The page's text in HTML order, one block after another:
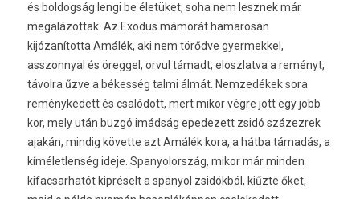
és boldogság lengi be életüket, soha nem lesznek már
megalázottak. Az Exodus mámorát hamarosan
kijózanította Amálék, aki nem törődve gyermekkel,
asszonnyal és öreggel, orvul támadt, eloszlatva a reményt,
távolra űzve a békesség talmi álmát. Nemzedékek sora
reménykedett és csalódott, mert mikor végre jött egy jobb
kor, mely után buzgó imádság epedezett zsidó százezrek
ajakán, mindig követte azt Amálék kora, a hátba támadás, a
kíméletlenség ideje. Spanyolország, mikor már minden
kifacsarhatót kipréselt a spanyol zsidókból, kiűzte őket,